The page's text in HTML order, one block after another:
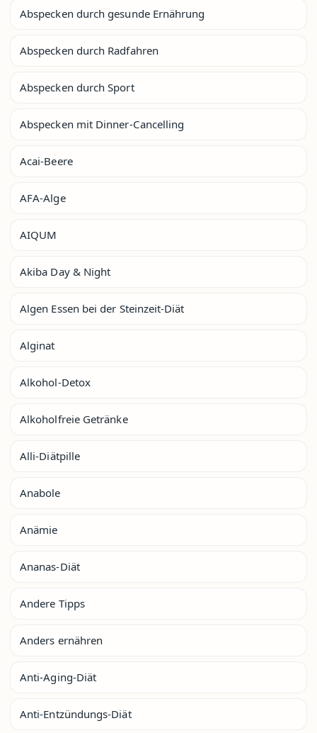
Abspecken durch gesunde Ernährung
Abspecken durch Radfahren
Abspecken durch Sport
Abspecken mit Dinner-Cancelling
Acai-Beere
AFA-Alge
AIQUM
Akiba Day & Night
Algen Essen bei der Steinzeit-Diät
Alginat
Alkohol-Detox
Alkoholfreie Getränke
Alli-Diätpille
Anabole
Anämie
Ananas-Diät
Andere Tipps
Anders ernähren
Anti-Aging-Diät
Anti-Entzündungs-Diät